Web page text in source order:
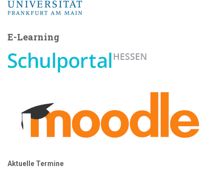
E-Learning
Aktuelle Termine